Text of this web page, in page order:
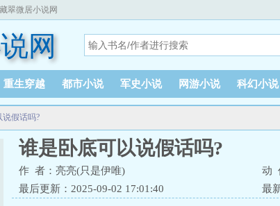
翠微居小说网
网
重生穿越 都市小说 军史小说 网游小说 科幻小说
假话吗?
谁是卧底可以说假话吗?
作 者：亮亮(只是伊唯) 动
最后更新：2025-09-02 17:01:40
最